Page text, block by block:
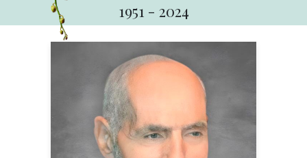
1951 - 2024